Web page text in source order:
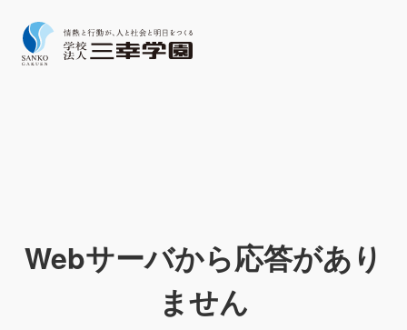
Webサーバから応答があり
ません